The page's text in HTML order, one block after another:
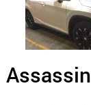
Assassin